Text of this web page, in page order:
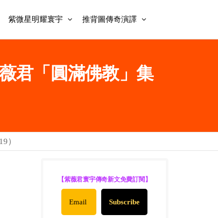
紫微星明耀寰宇 推背圖傳奇演譯
君「圓滿佛教」集
）
【紫薇君寰宇傳奇新文免費訂閱】